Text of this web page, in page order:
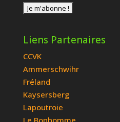
Liens Partenaires
CCVK
Ammerschwihr
Fréland
Kaysersberg
Lapoutroie
Le Bonhomme